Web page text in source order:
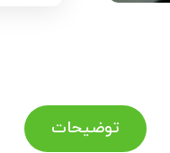
توضیحات